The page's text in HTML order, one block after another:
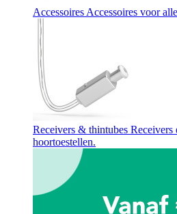
AccessoiresAccessoires voor
Receivers & thintubes Receivers
hoortoestellen.